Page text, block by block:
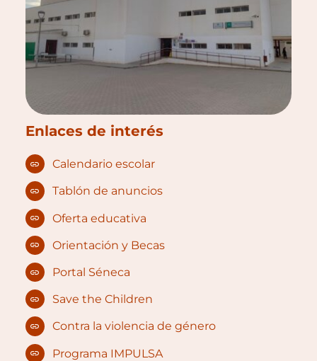
Enlaces de interés
Calendario escolar
Tablón de anuncios
Oferta educativa
Orientación y Becas
Portal Séneca
Save the Children
Contra la violencia de género
Programa IMPULSA